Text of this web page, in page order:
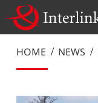
HOME NEWS